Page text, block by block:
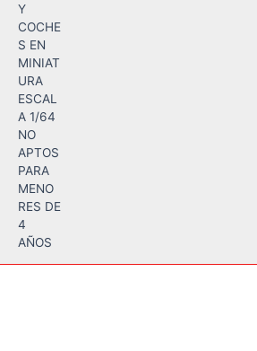
Y
COCHE
S EN
MINIAT
URA
ESCAL
A 1/64
NO
APTOS
PARA
MENO
RES DE
4
AÑOS